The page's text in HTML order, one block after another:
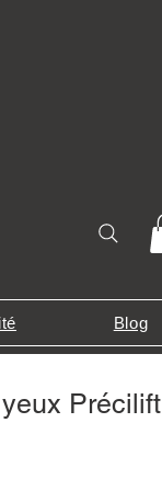
Blog
Précilift